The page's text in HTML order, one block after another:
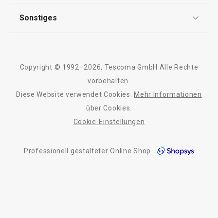
Kontaktformular
Qualität
Sonstiges
Barrierefreiheit
Copyright © 1992–2026, Tescoma GmbH Alle Rechte
vorbehalten.
Diese Website verwendet Cookies.
Mehr Informationen
über Cookies.
Cookie-Einstellungen
Professionell gestalteter Online Shop